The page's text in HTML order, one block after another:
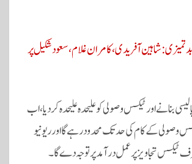
شاہین آفریدی، کامران غلام، سعود شکیل پر
بنانے اور ٹیکس وصولی کو علیحدہ علیحدہ کردیا، اب
کے کام کی حد تک محدود رہے گا اور ریونیو
تجاویز پرعمل درآمد پر توجہ دے گا۔